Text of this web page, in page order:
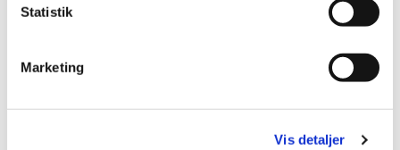
Statistik
Marketing
Vis detaljer